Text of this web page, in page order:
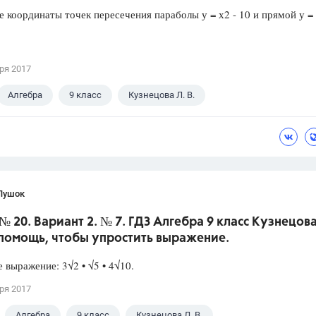
координаты точек пересечения параболы у = х2 - 10 и прямой у
2017
Алгебра 9 класс Кузнецова Л. В.
20. Вариант 2. № 7. ГДЗ Алгебра 9 класс
чтобы упростить выражение.
выражение: 3√2 • √5 • 4√10.
2017